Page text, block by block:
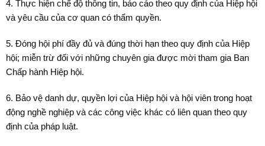
4. Thực hiện chế độ thông tin, báo cáo theo quy định của Hiệp hội
và yêu cầu của cơ quan có thẩm quyền.
5. Đóng hội phí đầy đủ và đúng thời hạn theo quy định của Hiệp
hội; miễn trừ đối với những chuyên gia được mời tham gia Ban
Chấp hành Hiệp hội.
6. Bảo vệ danh dự, quyền lợi của Hiệp hội và hội viên trong hoạt
động nghề nghiệp và các công việc khác có liên quan theo quy
định của pháp luật.